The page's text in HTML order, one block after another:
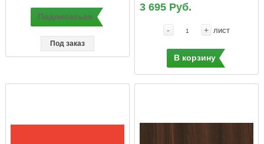
Подписаться
Под заказ
3 695 Руб.
- + лист
В корзину